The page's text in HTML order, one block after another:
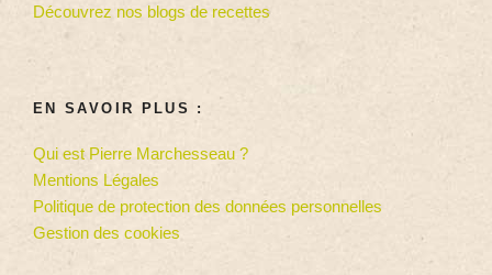
Découvrez nos blogs de recettes
EN SAVOIR PLUS :
Qui est Pierre Marchesseau ?
Mentions Légales
Politique de protection des données personnelles
Gestion des cookies